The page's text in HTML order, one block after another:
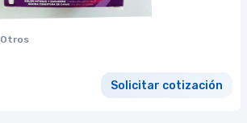
Otros
Solicitar cotización